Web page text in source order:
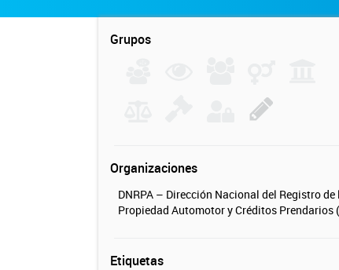
Grupos
Organizaciones
DNRPA – Dirección Nacional del Registro de
Propiedad Automotor y Créditos Prendarios
Etiquetas